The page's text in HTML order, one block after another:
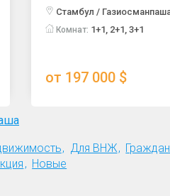
Стамбул /
Комнат: 1+1, 2+1, 3+1
от 197 000 $
Для ВНЖ
Новые